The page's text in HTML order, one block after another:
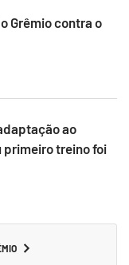
Grêmio contra o
ao
primeiro treino foi